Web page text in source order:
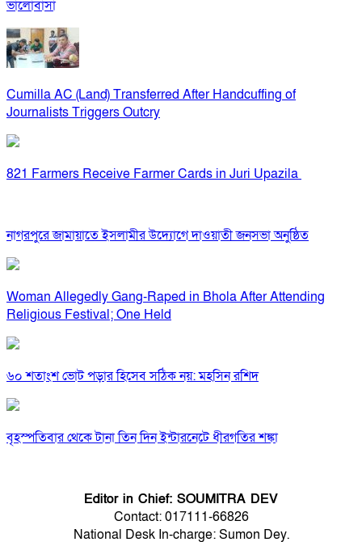
ভালোবাসা
Cumilla AC (Land) Transferred After Handcuffing of
Journalists Triggers Outcry
821 Farmers Receive Farmer Cards in Juri Upazila
নাগরপুরে জামায়াতে ইসলামীর উদ্যোগে দাওয়াতী জনসভা অনুষ্ঠিত
Woman Allegedly Gang-Raped in Bhola After Attending
Religious Festival; One Held
৬০ শতাংশ ভোট পড়ার হিসেব সঠিক নয়: মহসিন রশিদ
বৃহস্পতিবার থেকে টানা তিন দিন ইন্টারনেটে ধীরগতির শঙ্কা
Editor in Chief: SOUMITRA DEV
Contact: 017111-66826
National Desk In-charge: Sumon Dey.